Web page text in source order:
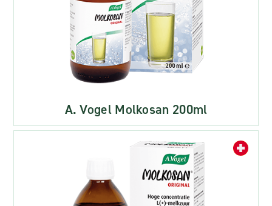
A. Vogel Molkosan 200ml